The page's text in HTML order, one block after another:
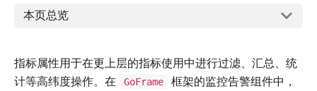
本页总览
指标属性用于在更上层的指标使用中进行过滤、汇总、统
计等高纬度操作。在
GoFrame
框架的监控告警组件中，